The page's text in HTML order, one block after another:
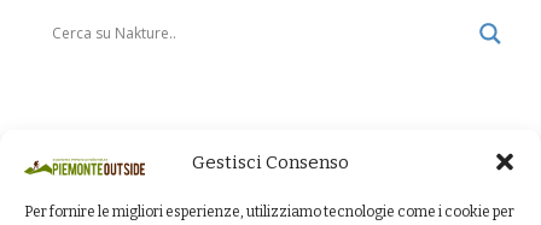
Gestisci Consenso
Per fornire le migliori esperienze, utilizziamo tecnologie come i cookie per